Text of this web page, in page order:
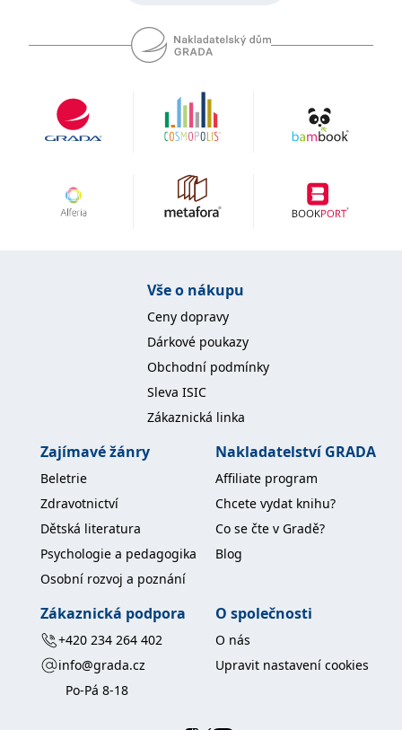
Vše o nákupu
Ceny dopravy
Dárkové poukazy
Obchodní podmínky
Sleva ISIC
Zákaznická linka
Zajímavé žánry
Beletrie
Zdravotnictví
Dětská literatura
Psychologie a pedagogika
Osobní rozvoj a poznání
Nakladatelství GRADA
Affiliate program
Chcete vydat knihu?
Co se čte v Gradě?
Blog
Zákaznická podpora
+420 234 264 402
info@grada.cz
Po-Pá 8-18
O společnosti
O nás
Upravit nastavení cookies